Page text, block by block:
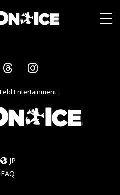
ThreadsInstagram
Entertainment
JP
FAQ